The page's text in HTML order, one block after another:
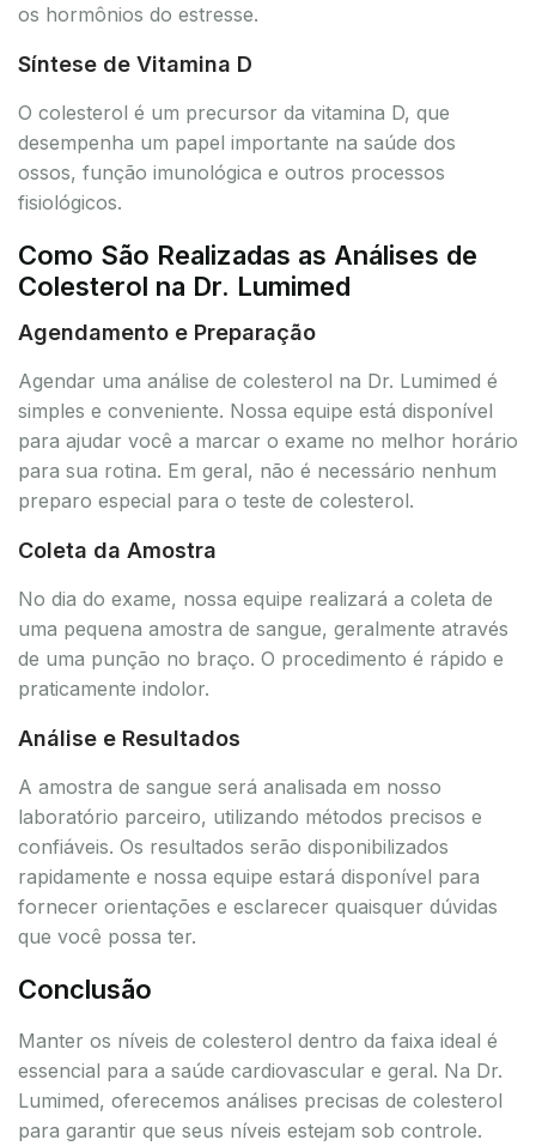
os hormônios do estresse.
Síntese de Vitamina D
O colesterol é um precursor da vitamina D, que
desempenha um papel importante na saúde dos
ossos, função imunológica e outros processos
fisiológicos.
Como São Realizadas as Análises de
Colesterol na Dr. Lumimed
Agendamento e Preparação
Agendar uma análise de colesterol na Dr. Lumimed é
simples e conveniente. Nossa equipe está disponível
para ajudar você a marcar o exame no melhor horário
para sua rotina. Em geral, não é necessário nenhum
preparo especial para o teste de colesterol.
Coleta da Amostra
No dia do exame, nossa equipe realizará a coleta de
uma pequena amostra de sangue, geralmente através
de uma punção no braço. O procedimento é rápido e
praticamente indolor.
Análise e Resultados
A amostra de sangue será analisada em nosso
laboratório parceiro, utilizando métodos precisos e
confiáveis. Os resultados serão disponibilizados
rapidamente e nossa equipe estará disponível para
fornecer orientações e esclarecer quaisquer dúvidas
que você possa ter.
Conclusão
Manter os níveis de colesterol dentro da faixa ideal é
essencial para a saúde cardiovascular e geral. Na Dr.
Lumimed, oferecemos análises precisas de colesterol
para garantir que seus níveis estejam sob controle.